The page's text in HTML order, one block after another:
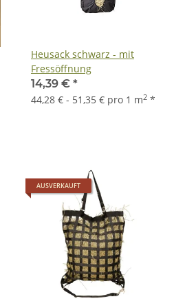
Heusack schwarz - mit
Fressöffnung
14,39 € *
44,28 € - 51,35 € pro 1 m2 *
AUSVERKAUFT